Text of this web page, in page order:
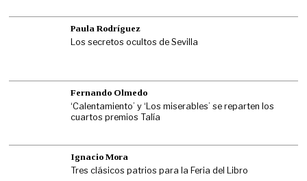
Paula Rodríguez
Los secretos ocultos de Sevilla
Fernando Olmedo
‘Calentamiento’ y ‘Los miserables’ se reparten los
cuartos premios Talía
Ignacio Mora
Tres clásicos patrios para la Feria del Libro